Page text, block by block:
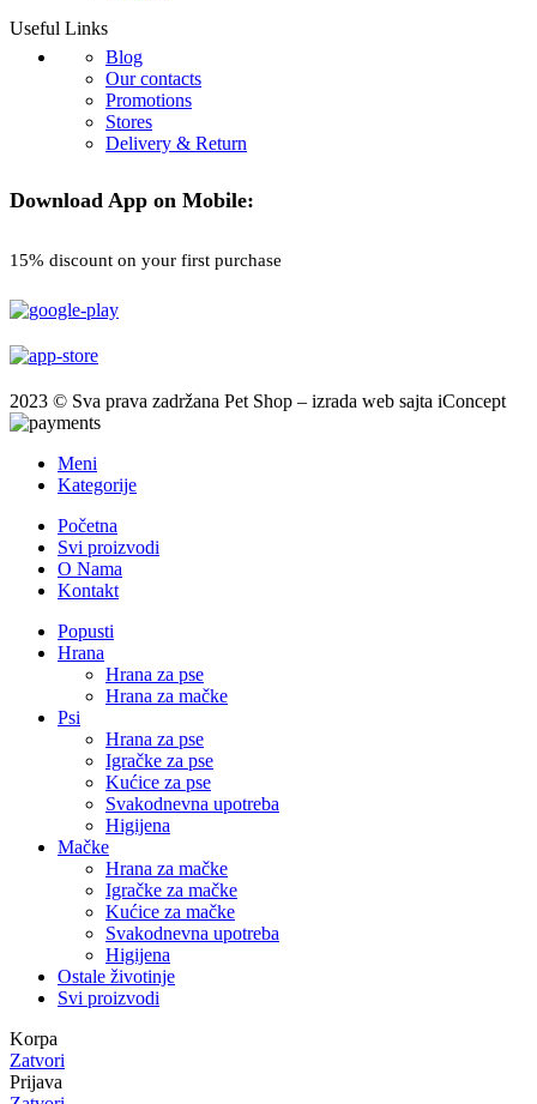
Useful Links
Blog
Our contacts
Promotions
Stores
Delivery & Return
Download App on Mobile:
15% discount on your first purchase
2023 © Sva prava zadržana Pet Shop – izrada web sajta iConcept
Meni
Kategorije
Početna
Svi proizvodi
O Nama
Kontakt
Popusti
Hrana
Hrana za pse
Hrana za mačke
Psi
Hrana za pse
Igračke za pse
Kućice za pse
Svakodnevna upotreba
Higijena
Mačke
Hrana za mačke
Igračke za mačke
Kućice za mačke
Svakodnevna upotreba
Higijena
Ostale životinje
Svi proizvodi
Korpa
Zatvori
Prijava